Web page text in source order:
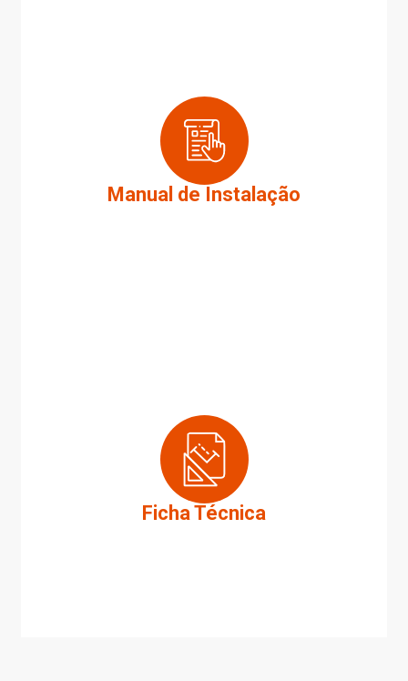
Manual de Instalação
Ficha Técnica